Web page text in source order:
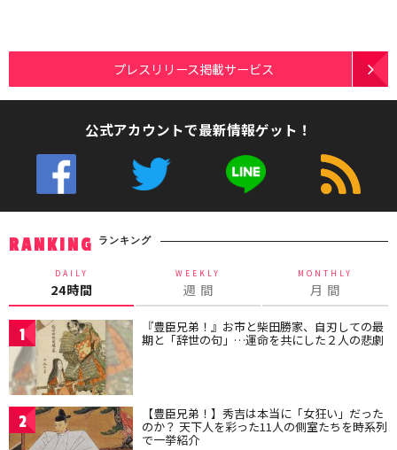
プレスリリース掲載サービス
公式アカウントで最新情報ゲット！
RANKING ランキング
DAILY
24時間
WEEKLY
週 間
MONTHLY
月 間
1 『豊臣兄弟！』お市と柴田勝家、自刃しての最
期と「辞世の句」…運命を共にした２人の悲劇
2 【豊臣兄弟！】秀吉は本当に「女狂い」だった
のか？ 天下人を彩った11人の側室たちを時系列
で一挙紹介